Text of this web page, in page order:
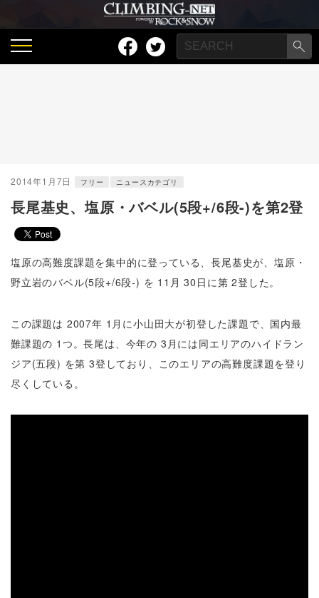
2014年1月7日 フリー ニュースカテゴリ
長尾基史、塩原・バベル(5段+/6段-)を第2登
塩原の高難度課題を集中的に登っている、長尾基史が、塩原・
野立岩のバベル(5段+/6段-) を 11月 30日に第 2登した。
この課題は 2007年 1月に小山田大が初登した課題で、国内最
難課題の 1つ。長尾は、今年の 3月には同エリアのハイドラン
ジア(五段) を第 3登しており、このエリアの高難度課題を登り
尽くしている。